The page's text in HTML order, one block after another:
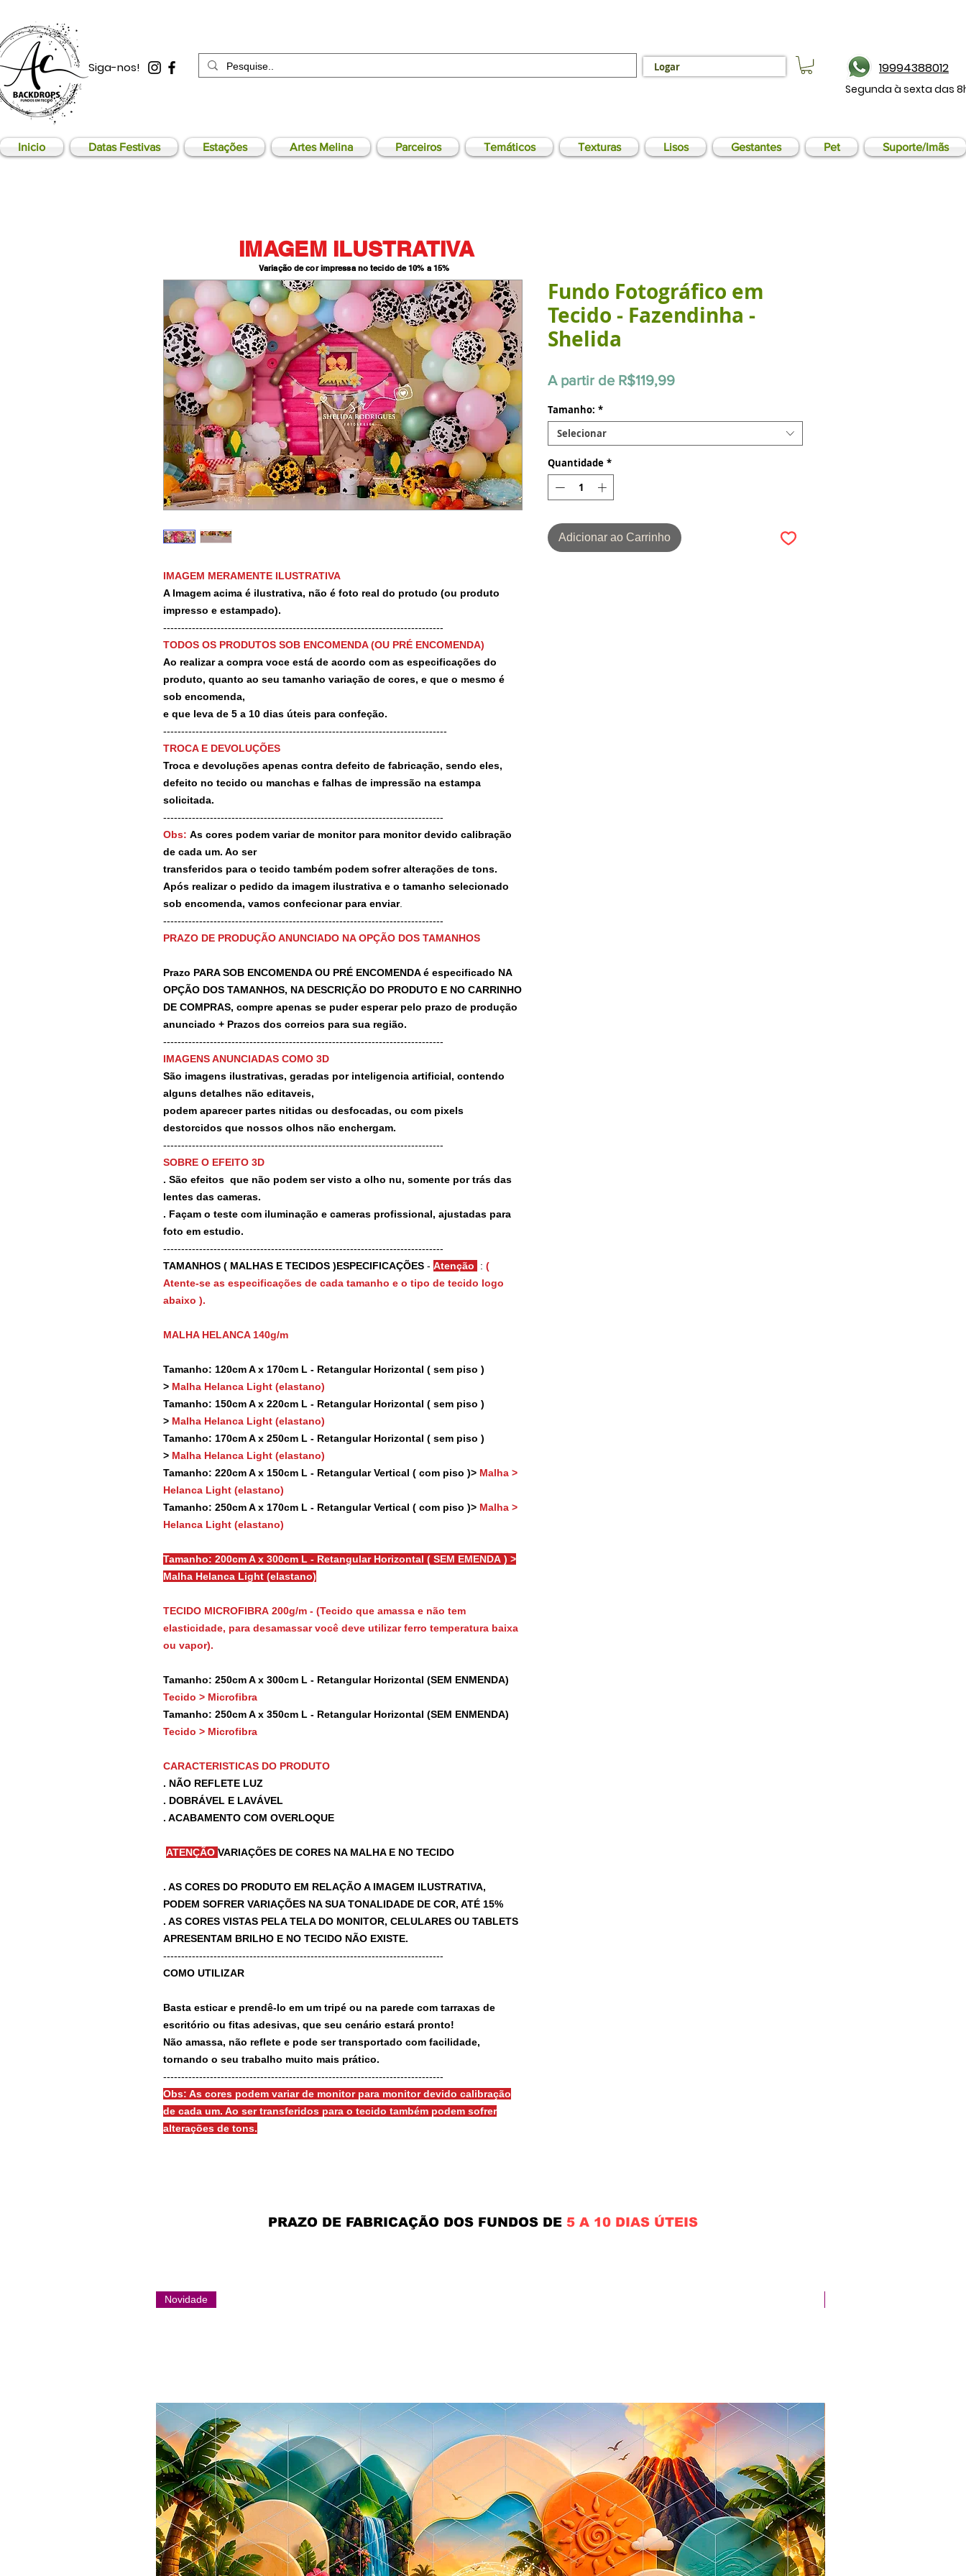
Siga-nos! Logar 19994388012
Segunda à sexta das
Inicio Datas Festivas Estações Artes Melina Parceiros Temáticos Texturas Lisos Gestantes Pet Suporte/Imãs
IMAGEM MERAMENTE ILUSTRATIVA
A Imagem acima é ilustrativa, não é foto real do protudo (ou produto
impresso e estampado).
------------------------------------------------------------------------------
TODOS OS PRODUTOS SOB ENCOMENDA (OU PRÉ ENCOMENDA)
Ao realizar a compra voce está de acordo com as especificações do
produto, quanto ao seu tamanho variação de cores, e que o mesmo é
sob encomenda,
e que leva de 5 a 10 dias úteis para confeção.
-------------------------------------------------------------------------------
TROCA E DEVOLUÇÕES
Troca e devoluções apenas contra defeito de fabricação, sendo eles,
defeito no tecido ou manchas e falhas de impressão na estampa
solicitada.
------------------------------------------------------------------------------
Obs: As cores podem variar de monitor para monitor devido calibração
de cada um. Ao ser
transferidos para o tecido também podem sofrer alterações de tons.
Após realizar o pedido da imagem ilustrativa e o tamanho selecionado
sob encomenda, vamos confecionar para enviar.
------------------------------------------------------------------------------
PRAZO DE PRODUÇÃO ANUNCIADO NA OPÇÃO DOS TAMANHOS
Prazo PARA SOB ENCOMENDA OU PRÉ ENCOMENDA é especificado NA
OPÇÃO DOS TAMANHOS, NA DESCRIÇÃO DO PRODUTO E NO CARRINHO
DE COMPRAS, compre apenas se puder esperar pelo prazo de produção
anunciado + Prazos dos correios para sua região.
------------------------------------------------------------------------------
IMAGENS ANUNCIADAS COMO 3D
São imagens ilustrativas, geradas por inteligencia artificial, contendo
alguns detalhes não editaveis,
podem aparecer partes nitidas ou desfocadas, ou com pixels
destorcidos que nossos olhos não enchergam.
------------------------------------------------------------------------------
SOBRE O EFEITO 3D
. São efeitos que não podem ser visto a olho nu, somente por trás das
lentes das cameras.
. Façam o teste com iluminação e cameras profissional, ajustadas para
foto em estudio.
------------------------------------------------------------------------------
TAMANHOS ( MALHAS E TECIDOS )ESPECIFICAÇÕES - Atenção : (
Atente-se as especificações de cada tamanho e o tipo de tecido logo
abaixo ).
MALHA HELANCA 140g/m
Tamanho: 120cm A x 170cm L - Retangular Horizontal ( sem piso )
> Malha Helanca Light (elastano)
Tamanho: 150cm A x 220cm L - Retangular Horizontal ( sem piso )
> Malha Helanca Light (elastano)
Tamanho: 170cm A x 250cm L - Retangular Horizontal ( sem piso )
> Malha Helanca Light (elastano)
Tamanho: 220cm A x 150cm L - Retangular Vertical ( com piso )> Malha >
Helanca Light (elastano)
Tamanho: 250cm A x 170cm L - Retangular Vertical ( com piso )> Malha >
Helanca Light (elastano)
Tamanho: 200cm A x 300cm L - Retangular Horizontal ( SEM EMENDA ) >
Malha Helanca Light (elastano)
TECIDO MICROFIBRA 200g/m - (Tecido que amassa e não tem
elasticidade, para desamassar você deve utilizar ferro temperatura baixa
ou vapor).
Tamanho: 250cm A x 300cm L - Retangular Horizontal (SEM ENMENDA)
Tecido > Microfibra
Tamanho: 250cm A x 350cm L - Retangular Horizontal (SEM ENMENDA)
Tecido > Microfibra
CARACTERISTICAS DO PRODUTO
. NÃO REFLETE LUZ
. DOBRÁVEL E LAVÁVEL
. ACABAMENTO COM OVERLOQUE
ATENÇÃO VARIAÇÕES DE CORES NA MALHA E NO TECIDO
. AS CORES DO PRODUTO EM RELAÇÃO A IMAGEM ILUSTRATIVA,
PODEM SOFRER VARIAÇÕES NA SUA TONALIDADE DE COR, ATÉ 15%
. AS CORES VISTAS PELA TELA DO MONITOR, CELULARES OU TABLETS
APRESENTAM BRILHO E NO TECIDO NÃO EXISTE.
------------------------------------------------------------------------------
COMO UTILIZAR
Basta esticar e prendê-lo em um tripé ou na parede com tarraxas de
escritório ou fitas adesivas, que seu cenário estará pronto!
Não amassa, não reflete e pode ser transportado com facilidade,
tornando o seu trabalho muito mais prático.
------------------------------------------------------------------------------
Obs: As cores podem variar de monitor para monitor devido calibração
de cada um. Ao ser transferidos para o tecido também podem sofrer
alterações de tons.
Fundo Fotográfico em
Tecido - Fazendinha -
Shelida
A partir de R$119,99Preço
Tamanho: *
Selecionar
Quantidade *
Adicionar ao Carrinho
IMAGEM ILUSTRATIVA
Variação de cor impressa no tecido de 10% a 15%
PRAZO DE FABRICAÇÃO DOS FUNDOS DE 5 A 10 DIAS ÚTEIS
Novidade